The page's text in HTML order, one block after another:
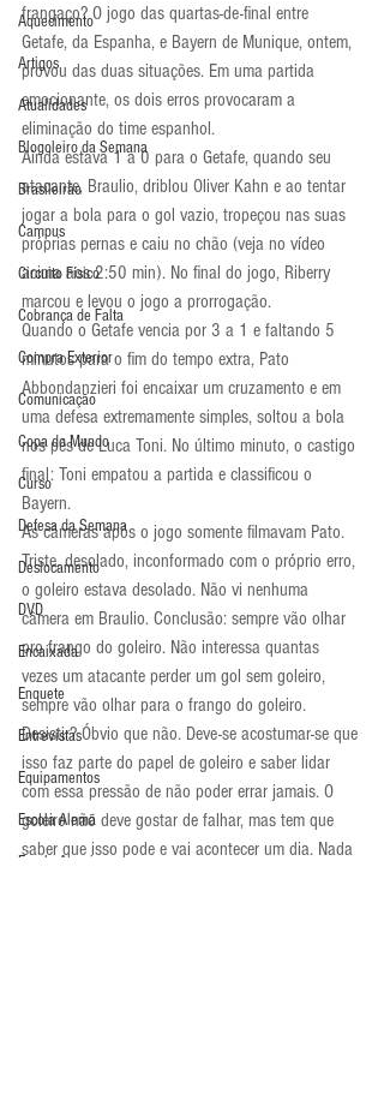
Aquecimento
Artigos
Atualidades
Blogoleiro da Semana
Brasileirão
Campus
Circuito Físico
Cobrança de Falta
Compra Exterior
Comunicação
Copa do Mundo
Curso
Defesa da Semana
Deslocamento
DVD
Encaixada
Enquete
Entrevistas
Equipamentos
Escola Alemã
Escola Americana
frangaço? O jogo das quartas-de-final entre
Getafe, da Espanha, e Bayern de Munique, ontem,
provou das duas situações. Em uma partida
emocionante, os dois erros provocaram a
eliminação do time espanhol.
Ainda estava 1 a 0 para o Getafe, quando seu
atacante, Braulio, driblou Oliver Kahn e ao tentar
jogar a bola para o gol vazio, tropeçou nas suas
próprias pernas e caiu no chão (veja no vídeo
acima aos 2:50 min). No final do jogo, Riberry
marcou e levou o jogo a prorrogação.
Quando o Getafe vencia por 3 a 1 e faltando 5
minutos para o fim do tempo extra, Pato
Abbondanzieri foi encaixar um cruzamento e em
uma defesa extremamente simples, soltou a bola
nos pés de Luca Toni. No último minuto, o castigo
final: Toni empatou a partida e classificou o
Bayern.
As câmeras após o jogo somente filmavam Pato.
Triste, desolado, inconformado com o próprio erro,
o goleiro estava desolado. Não vi nenhuma
câmera em Braulio. Conclusão: sempre vão olhar
pro frango do goleiro. Não interessa quantas
vezes um atacante perder um gol sem goleiro,
sempre vão olhar para o frango do goleiro.
Desistir? Óbvio que não. Deve-se acostumar-se que
isso faz parte do papel de goleiro e saber lidar
com essa pressão de não poder errar jamais. O
goleiro não deve gostar de falhar, mas tem que
saber que isso pode e vai acontecer um dia. Nada